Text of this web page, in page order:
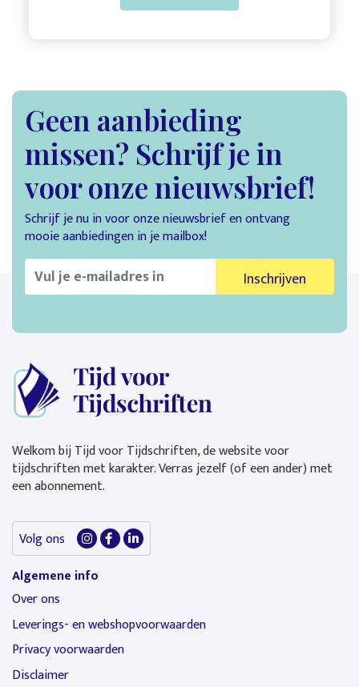
Geen aanbieding
missen? Schrijf je in
voor onze nieuwsbrief!
Schrijf je nu in voor onze nieuwsbrief en ontvang
mooie aanbiedingen in je mailbox!
Inschrijven
Welkom bij Tijd voor Tijdschriften, de website voor
tijdschriften met karakter. Verras jezelf (of een ander) met
een abonnement.
Volg ons
Algemene info
Over ons
Leverings- en webshopvoorwaarden
Privacy voorwaarden
Disclaimer